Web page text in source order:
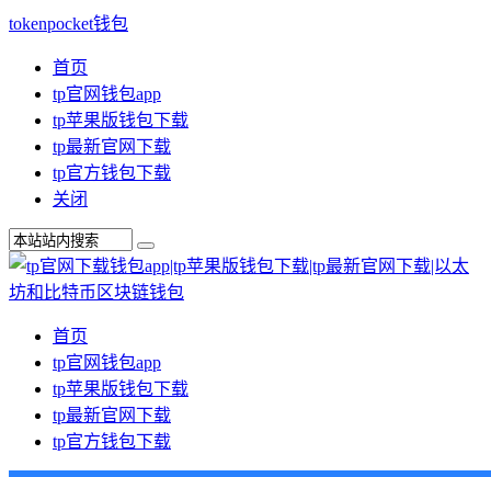
tokenpocket钱包
首页
tp官网钱包app
tp苹果版钱包下载
tp最新官网下载
tp官方钱包下载
关闭
首页
tp官网钱包app
tp苹果版钱包下载
tp最新官网下载
tp官方钱包下载